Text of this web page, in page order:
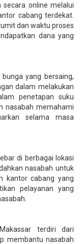
secara online melalui
cabang terdekat.
dan waktu proses
dana yang
yang bersaing,
dalam melakukan
penetapan suku
nasabah memahami
selama masa
di berbagai lokasi
nasabah untuk
kantor cabang yang
pelayanan yang
terdiri dari
membantu nasabah